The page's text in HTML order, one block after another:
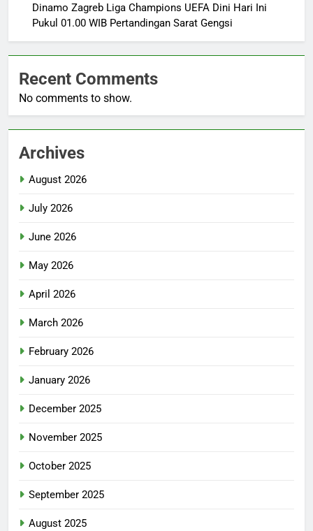
Dinamo Zagreb Liga Champions UEFA Dini Hari Ini
Pukul 01.00 WIB Pertandingan Sarat Gengsi
Recent Comments
No comments to show.
Archives
August 2026
July 2026
June 2026
May 2026
April 2026
March 2026
February 2026
January 2026
December 2025
November 2025
October 2025
September 2025
August 2025